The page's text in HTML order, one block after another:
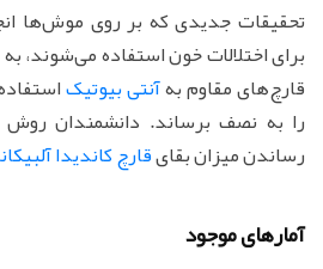
تحقیقات جدیدی که بر روی موش‌ها
برای اختلالات خون استفاده می‌شوند،
قارچ‌های مقاوم بهآنتی بیوتیک
را به نصف برساند. دانشمندان
رساندن میزان بقایقارچ کاندیدا
آمارهای موجود